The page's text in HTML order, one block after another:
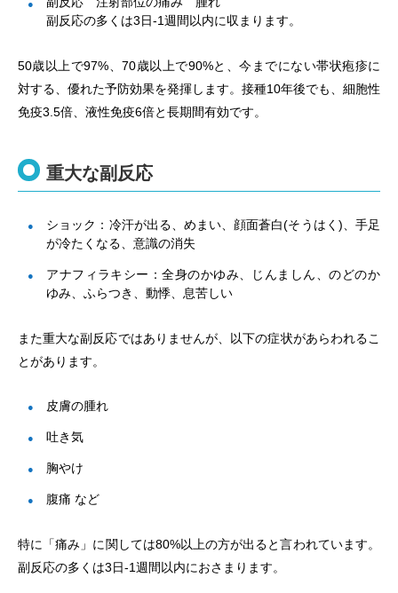
副反応の多くは3日-1週間以内に収まります。
50歳以上で97%、70歳以上で90%と、今までにない帯状疱疹に
対する、優れた予防効果を発揮します。接種10年後でも、細胞性
免疫3.5倍、液性免疫6倍と長期間有効です。
重大な副反応
ショック：冷汗が出る、めまい、顔面蒼白(そうはく)、手足
が冷たくなる、意識の消失
アナフィラキシー：全身のかゆみ、じんましん、のどのか
ゆみ、ふらつき、動悸、息苦しい
また重大な副反応ではありませんが、以下の症状があらわれるこ
とがあります。
皮膚の腫れ
吐き気
胸やけ
腹痛 など
特に「痛み」に関しては80%以上の方が出ると言われています。
副反応の多くは3日-1週間以内におさまります。